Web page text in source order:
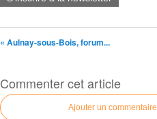
« Aulnay-sous-Bois, forum...
Commenter cet article
Ajouter un commentaire